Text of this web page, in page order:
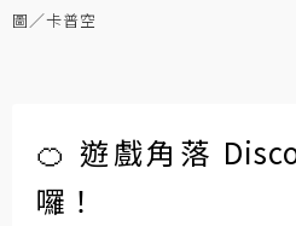
圖／卡普空
🍊 遊戲角落
囉！